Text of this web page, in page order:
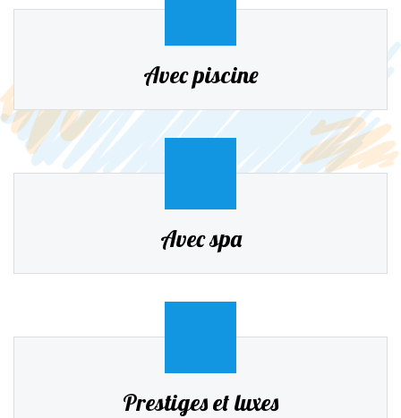
Avec piscine
Avec spa
Prestiges et luxes